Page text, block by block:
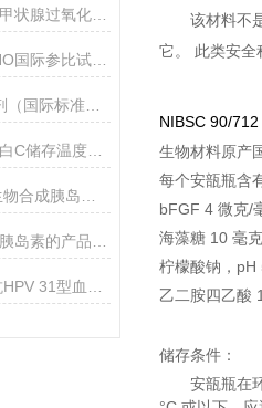
NIBSC标准品19/260 抗甲状腺过氧化物酶抗体简介
NIBSC 08/262 C1抑制剂（国际标准品）的产品说明
该材料不
它。 此类安全
NIBSC 90/712
生物材料原产
每个安瓿瓶含
bFGF 4 微克/
海藻糖 10 毫
柠檬酸钠，
乙二胺四乙酸
储存条件：
安瓿瓶在